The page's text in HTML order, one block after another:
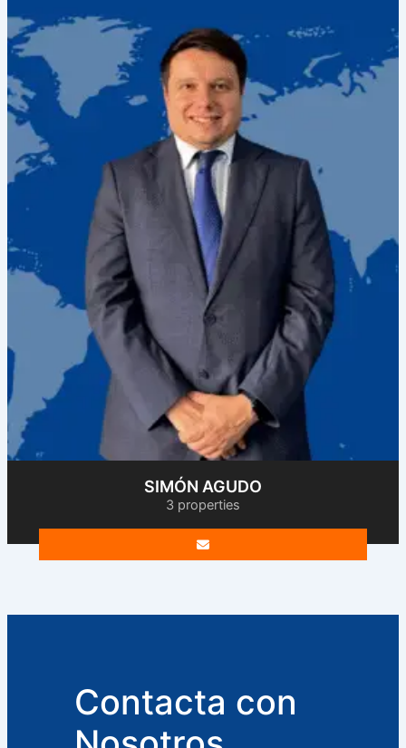
SIMÓN AGUDO
3 properties
Contacta con